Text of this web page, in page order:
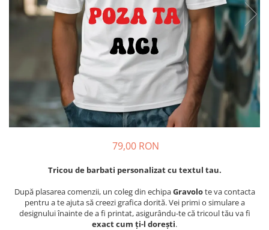
Body bebelusi personalizate
Perne personalizate
Plusuri personalizate
Agende personalizate
Etichete pentru sticla de vin
Cadouri Personalizate Unice
Sorturi Personalizate
Cadouri pentru Doctori
Cadouri Pensionare
Cadouri Profesori
79,00 RON
Tricou de barbati personalizat cu textul tau.
După plasarea comenzii, un coleg din echipaGravolote va contacta
pentru a te ajuta să creezi grafica dorită. Vei primi o simulare a
designului înainte de a fi printat, asigurându-te că tricoul tău va fi
exact cum ți-l dorești.